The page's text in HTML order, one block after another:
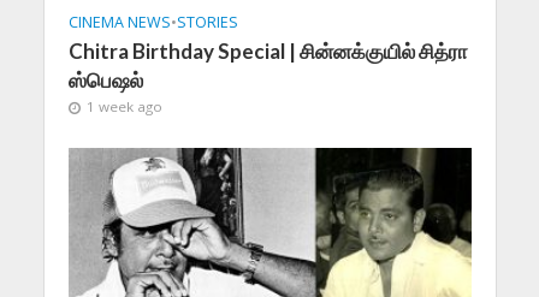
CINEMA NEWS•STORIES
Chitra Birthday Special | சின்னக்குயில் சித்ரா
ஸ்பெஷல்
1 week ago